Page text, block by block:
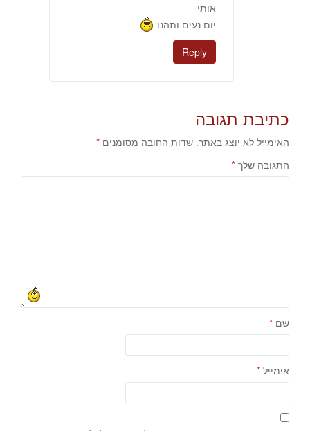
אותי
יום נעים ותהנו
Reply
כתיבת תגובה
האימייל לא יוצג באתר. שדות החובה מסומנים *
התגובה שלך *
שם *
אימייל *